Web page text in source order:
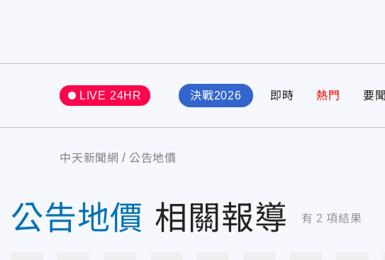
LIVE 24HR 決戰2026 即時 熱門 要聞
中天新聞網 公告地價
公告地價 相關報導 有 2 項結果